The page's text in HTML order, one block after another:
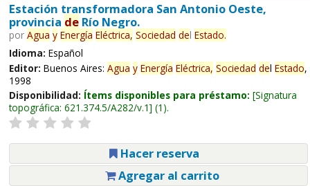
Estación transformadora San Antonio Oeste,
provincia deRío Negro.
por Agua y Energía Eléctrica, Sociedad del Estado.
Idioma: Español
Editor: Buenos Aires: Agua y Energía Eléctrica, Sociedad del Estado,
1998
Disponibilidad: Ítems disponibles para préstamo: Signatura
topográfica: 621.374.5/A282/v.1 (1).
Hacer reserva
Agregar al carrito